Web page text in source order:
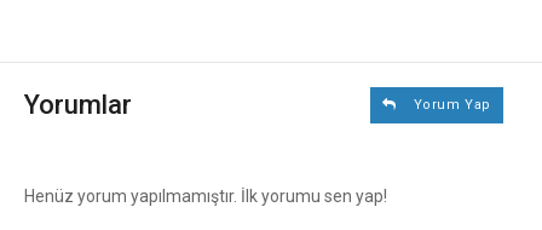
Yorumlar Yorum Yap
Henüz yorum yapılmamıştır. İlk yorumu sen yap!